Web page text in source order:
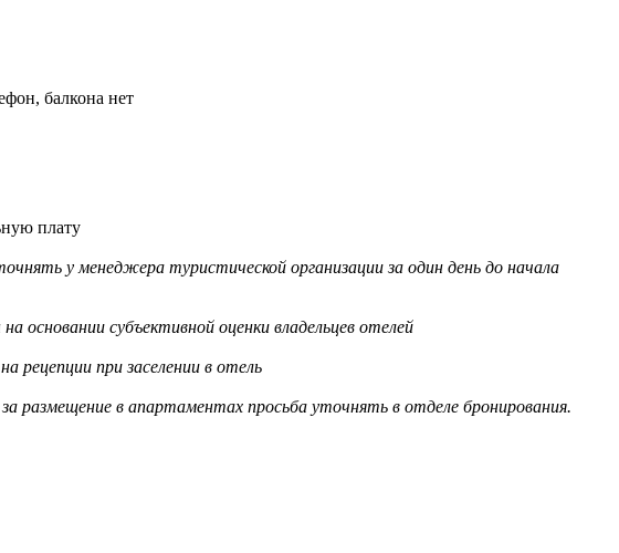
балкона нет
плату
у менеджера туристической организации за один день до начала
субъективной оценки владельцев отелей
рецепции при заселении в отель
в апартаментах просьба уточнять в отделе бронирования.